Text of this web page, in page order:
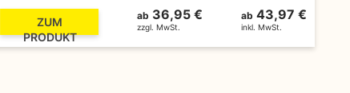
ZUM
PRODUKT
ab 36,95 €
zzgl. MwSt.
ab 43,97 €
inkl. MwSt.